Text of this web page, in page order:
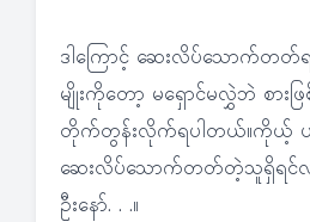
ဒါကြောင့် ဆေးလိပ်သောက်တတ်
မျိုးကိုတော့ မရှောင်မလွှဲဘဲ စားဖြ
တိုက်တွန်းလိုက်ရပါတယ်။ကိုယ့် ပ
ဆေးလိပ်သောက်တတ်တဲ့သူရှိရင်လ
ဦးနော်. . .။